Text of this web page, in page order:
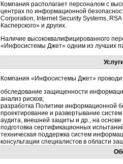
Компания располагает персоналом с
центрах по информационной
Corporation, Internet Security Systems,
Касперского» и других.
Наличие высококвалифицированного
«Инфосистемы Джет» одним из лучших
Компания «Инфосистемы Джет»
обследование защищенности
анализ рисков;
разработка Политики информационной
проектирование и развертывание
аудита, внешней защиты и др., на основе
подготовка сертификационных
техническая поддержка систем
консультации специалистов в области